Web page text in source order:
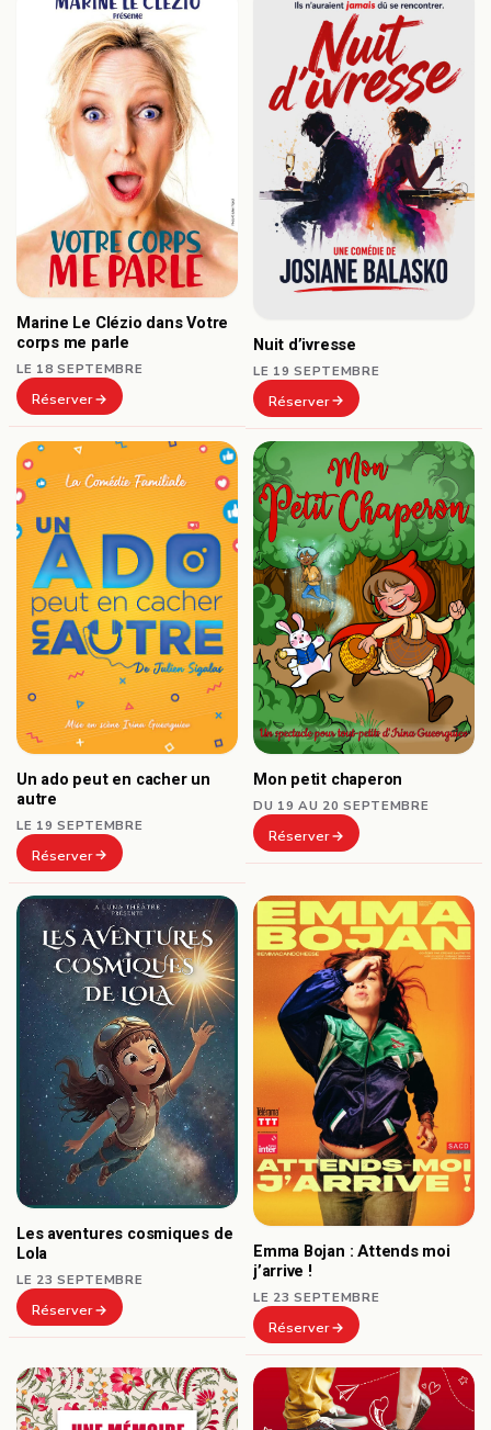
Marine Le Clézio dans Votre
corps me parle
LE 18 SEPTEMBRE
Réserver
Nuit d’ivresse
LE 19 SEPTEMBRE
Réserver
Un ado peut en cacher un
autre
LE 19 SEPTEMBRE
Réserver
Mon petit chaperon
DU 19 AU 20 SEPTEMBRE
Réserver
Les aventures cosmiques de
Lola
LE 23 SEPTEMBRE
Réserver
Emma Bojan : Attends moi
j’arrive !
LE 23 SEPTEMBRE
Réserver